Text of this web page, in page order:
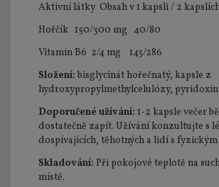
Aktivní látky Obsah v 1 kapsli / 2
Hořčík 150/300 mg 40/80
Vitamín B6 2/4 mg 143/286
Složení: bisglycinát hořečnatý, kapsle z
hydroxypropylmethylcelulózy,
Doporučené užívání: 1-2 kapsle večer
dostatečně zapít. Užívání konzultujte s
dospívajících, těhotných a lidí s
Skladování: Při pokojové teplotě na
místě.